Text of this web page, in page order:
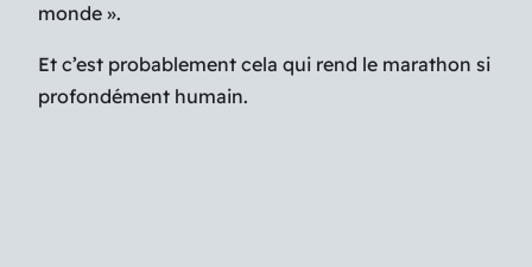
monde ».
Et c’est probablement cela qui rend le marathon si
profondément humain.